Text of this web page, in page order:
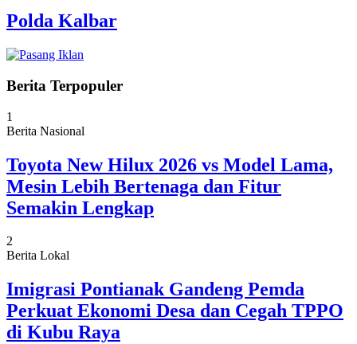
Polda Kalbar
Berita Terpopuler
1
Berita Nasional
Toyota New Hilux 2026 vs Model Lama,
Mesin Lebih Bertenaga dan Fitur
Semakin Lengkap
2
Berita Lokal
Imigrasi Pontianak Gandeng Pemda
Perkuat Ekonomi Desa dan Cegah TPPO
di Kubu Raya